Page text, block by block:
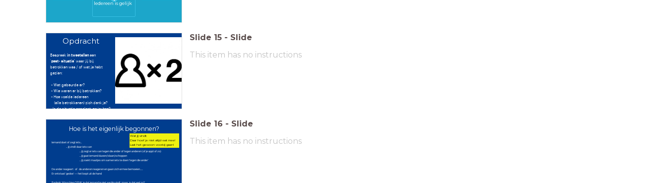
Iedereen is gelijk
Opdracht
Bespreekin tweetalleneen
'pest-situatie' waar jij bij
betrokken was / of wat je hebt
gezien:
- Wat gebeurde er?
- Wie waren er bij betrokken?
- Hoe voelde iedereen
(alle betrokkenen) zich denk je?
- Is de situatie opgelost, zo ja; hoe?
Slide 15 - Slide
This item has no instructions
Hoe is het eigenlijk begonnen?
Iemand doet of zegt iets...
... jij vindt daar iets van
... jij zegt er iets van tegen die ander of tegen anderen (of je appt of zo)
... jij gaat iemand duwen/slaan/schoppen
... jij zoekt maatjes om samen iets te doen 'tegen die ander'
De ander reageert of de anderen reageren en gaan zich ermee bemoeien......
Er ontstaat 'gedoe' --- het loopt uit de hand
Wat jij vindt:
Daar hoef je niet altijd wat mee!
Laat het gewoon voorbij gaan!
Slide 16 - Slide
This item has no instructions